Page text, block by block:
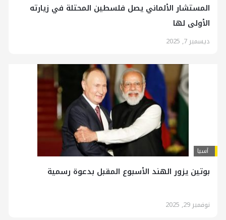
المستشار الألماني يصل فلسطين المحتلة في زيارته
الأولى لها
ديسمبر 7, 2025
آسیا
بوتين يزور الهند الأسبوع المقبل بدعوة رسمية
نوفمبر 29, 2025